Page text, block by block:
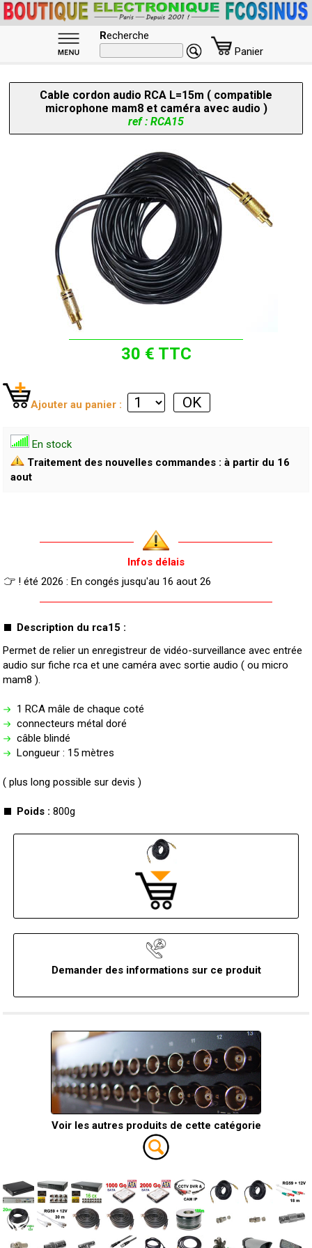
Recherche
Panier
Cable cordon audio RCA L=15m ( compatible
microphone mam8 et caméra avec audio )
ref : RCA15
30 € TTC
Ajouter au panier :
En stock
Traitement des nouvelles commandes : à partir du 16
aout
Infos délais
! été 2026 : En congés jusqu'au 16 aout 26
Description du rca15 :
Permet de relier un enregistreur de vidéo-surveillance avec entrée
audio sur fiche rca et une caméra avec sortie audio ( ou micro
mam8 ).
1 RCA mâle de chaque coté
connecteurs métal doré
câble blindé
Longueur : 15 mètres
( plus long possible sur devis )
Poids : 800g
Demander des informations sur ce produit
Voir les autres produits de cette catégorie